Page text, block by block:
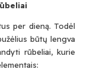
per dieną. Todėl
būtų lengva
rūbeliai, kurie